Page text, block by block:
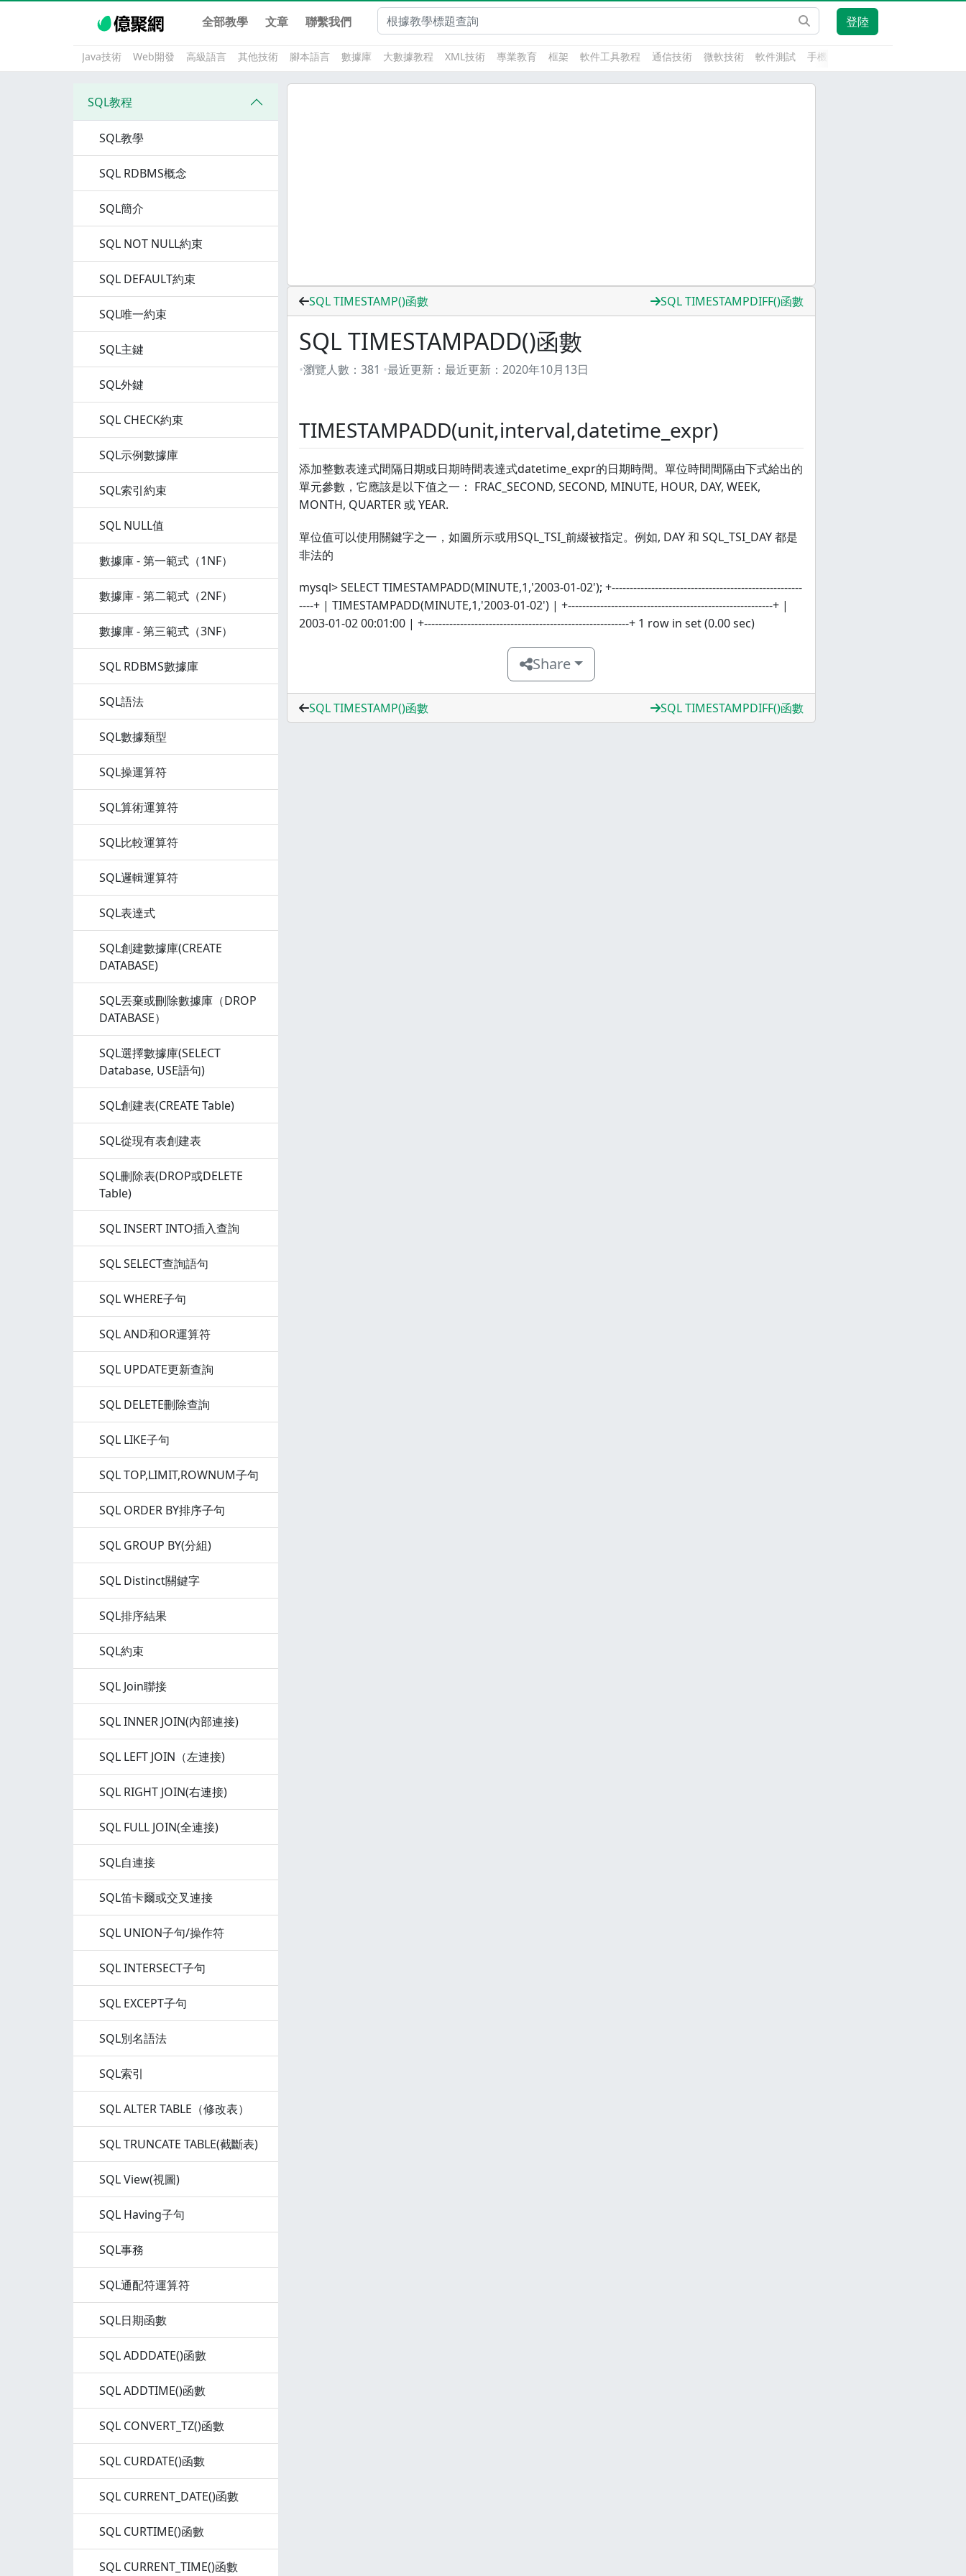
全部教學 文章 聯繫我們 登陸
Java技術 Web開發 高級語言 其他技術 腳本語言 數據庫 大數據教程 XML技術 專業教育 框架 軟件工具教程 通信技術 微軟技術 軟件測試 手機開發
SQL教程
SQL教學
SQL RDBMS概念
SQL簡介
SQL NOT NULL約束
SQL DEFAULT約束
SQL唯一約束
SQL主鍵
SQL外鍵
SQL CHECK約束
SQL示例數據庫
SQL索引約束
SQL NULL值
數據庫 - 第一範式（1NF）
數據庫 - 第二範式（2NF）
數據庫 - 第三範式（3NF）
SQL RDBMS數據庫
SQL語法
SQL數據類型
SQL操運算符
SQL算術運算符
SQL比較運算符
SQL邏輯運算符
SQL表達式
SQL創建數據庫(CREATE
DATABASE)
SQL丟棄或刪除數據庫（DROP
DATABASE）
SQL選擇數據庫(SELECT
Database, USE語句)
SQL創建表(CREATE Table)
SQL從現有表創建表
SQL刪除表(DROP或DELETE
Table)
SQL INSERT INTO插入查詢
SQL SELECT查詢語句
SQL WHERE子句
SQL AND和OR運算符
SQL UPDATE更新查詢
SQL DELETE刪除查詢
SQL LIKE子句
SQL TOP,LIMIT,ROWNUM子句
SQL ORDER BY排序子句
SQL GROUP BY(分組)
SQL Distinct關鍵字
SQL排序結果
SQL約束
SQL Join聯接
SQL INNER JOIN(內部連接)
SQL LEFT JOIN（左連接)
SQL RIGHT JOIN(右連接)
SQL FULL JOIN(全連接)
SQL自連接
SQL笛卡爾或交叉連接
SQL UNION子句/操作符
SQL INTERSECT子句
SQL EXCEPT子句
SQL別名語法
SQL索引
SQL ALTER TABLE（修改表）
SQL TRUNCATE TABLE(截斷表)
SQL View(視圖)
SQL Having子句
SQL事務
SQL通配符運算符
SQL日期函數
SQL ADDDATE()函數
SQL ADDTIME()函數
SQL CONVERT_TZ()函數
SQL CURDATE()函數
SQL CURRENT_DATE()函數
SQL CURTIME()函數
SQL CURRENT_TIME()函數
SQL TIMESTAMP()函數 SQL TIMESTAMPDIFF()函數
SQL TIMESTAMPADD()函數
瀏覽人數： 381 最近更新： 最近更新： 2020年10月13日
TIMESTAMPADD(unit,interval,datetime_expr)
添加整數表達式間隔日期或日期時間表達式datetime_expr的日期時間。單位時間間隔由下式給出的
單元參數，它應該是以下值之一： FRAC_SECOND, SECOND, MINUTE, HOUR, DAY, WEEK,
MONTH, QUARTER 或 YEAR.
單位值可以使用關鍵字之一，如圖所示或用SQL_TSI_前綴被指定。例如, DAY 和 SQL_TSI_DAY 都是
非法的
mysql> SELECT TIMESTAMPADD(MINUTE,1,'2003-01-02'); +-----------------------------------------------------
----+ | TIMESTAMPADD(MINUTE,1,'2003-01-02') | +---------------------------------------------------------+ |
2003-01-02 00:01:00 | +---------------------------------------------------------+ 1 row in set (0.00 sec)
Share
SQL TIMESTAMP()函數 SQL TIMESTAMPDIFF()函數